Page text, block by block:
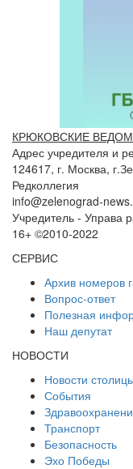
КРЮКОВСКИЕ
Адрес учредителя и
124617, г. Москва,
Редколлегия
info@zelenograd-
Учредитель - Управа
16+ ©2010-2022
СЕРВИС
Архив номеров
Вопрос-ответ
Полезная
Наш депутат
НОВОСТИ
Новости
События
Транспорт
Безопасность
Эхо Победы